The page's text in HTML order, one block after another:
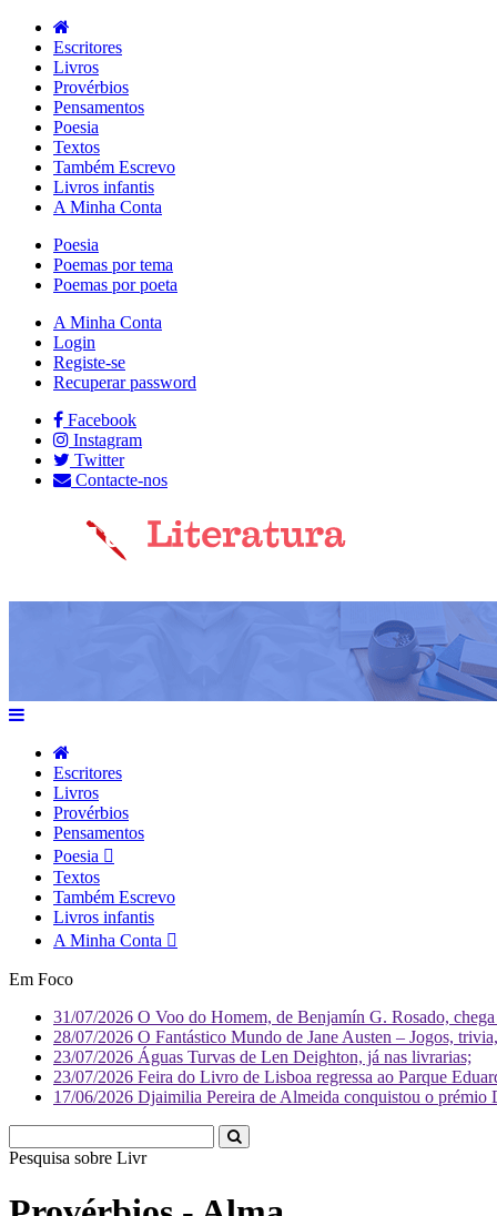
Escritores
Livros
Provérbios
Pensamentos
Poesia
Textos
Também Escrevo
Livros infantis
A Minha Conta
Poesia
Poemas por tema
Poemas por poeta
A Minha Conta
Login
Registe-se
Recuperar password
Facebook
Instagram
Twitter
Contacte-nos
Escritores
Livros
Provérbios
Pensamentos
Poesia
Textos
Também Escrevo
Livros infantis
A Minha Conta
Em Foco
31/07/2026 O Voo do Homem, de Benjamín G. Rosado,
28/07/2026 O Fantástico Mundo de Jane Austen – Jogos,
23/07/2026 Águas Turvas de Len Deighton, já nas livrarias;
23/07/2026 Feira do Livro de Lisboa regressa ao Parque
17/06/2026 Djaimilia Pereira de Almeida conquistou o
Pesquisa sobre Literatura